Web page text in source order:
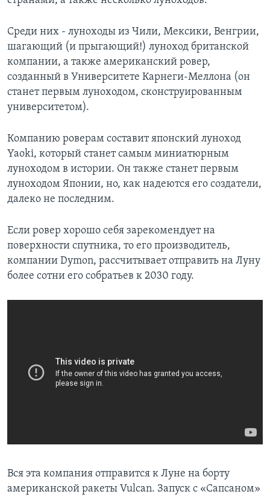
Среди них - луноходы из Чили, Мексики, Венгрии,
шагающий (и прыгающий!) луноход британской
компании, а также американский ровер,
созданный в Университете Карнеги-Меллона (он
станет первым луноходом, сконструированным
университетом).
Компанию роверам составит японский луноход
Yaoki, который станет самым миниатюрным
луноходом в истории. Он также станет первым
луноходом Японии, но, как надеются его создатели,
далеко не последним.
Если ровер хорошо себя зарекомендует на
поверхности спутника, то его производитель,
компании Dymon, рассчитывает отправить на Луну
более сотни его собратьев к 2030 году.
Вся эта компания отправится к Луне на борту
американской ракеты Vulcan. Запуск с «Сапсаном»